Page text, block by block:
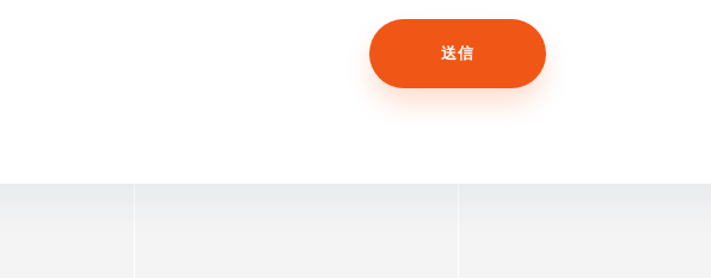
送信